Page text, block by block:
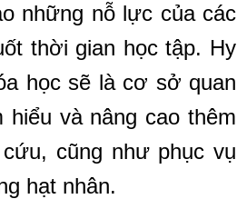
những nỗ lực của các
thời gian học tập. Hy
học sẽ là cơ sở quan
và nâng cao thêm
cũng như phục vụ
hạt nhân.